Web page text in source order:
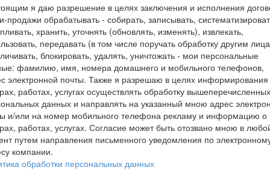
я даю разрешение в целях заключения и исполнения
продажи обрабатывать - собирать, записывать,
хранить, уточнять (обновлять, изменять), извлекать,
передавать (в том числе поручать обработку другим
блокировать, удалять, уничтожать - мои персональные
фамилию, имя, номера домашнего и мобильного телефонов,
электронной почты. Также я разрешаю в целях
работах, услугах осуществлять обработку вышеперечисленных
данных и направлять на указанный мною адрес
и/или на номер мобильного телефона рекламу и информацию о
работах, услугах. Согласие может быть отозвано мною в
путем направления письменного уведомления по
компании.
обработки персональных данных